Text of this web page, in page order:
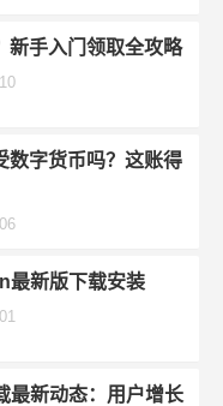
新手入门领取全攻略
数字货币吗？这账得
最新版下载安装
最新动态：用户增长